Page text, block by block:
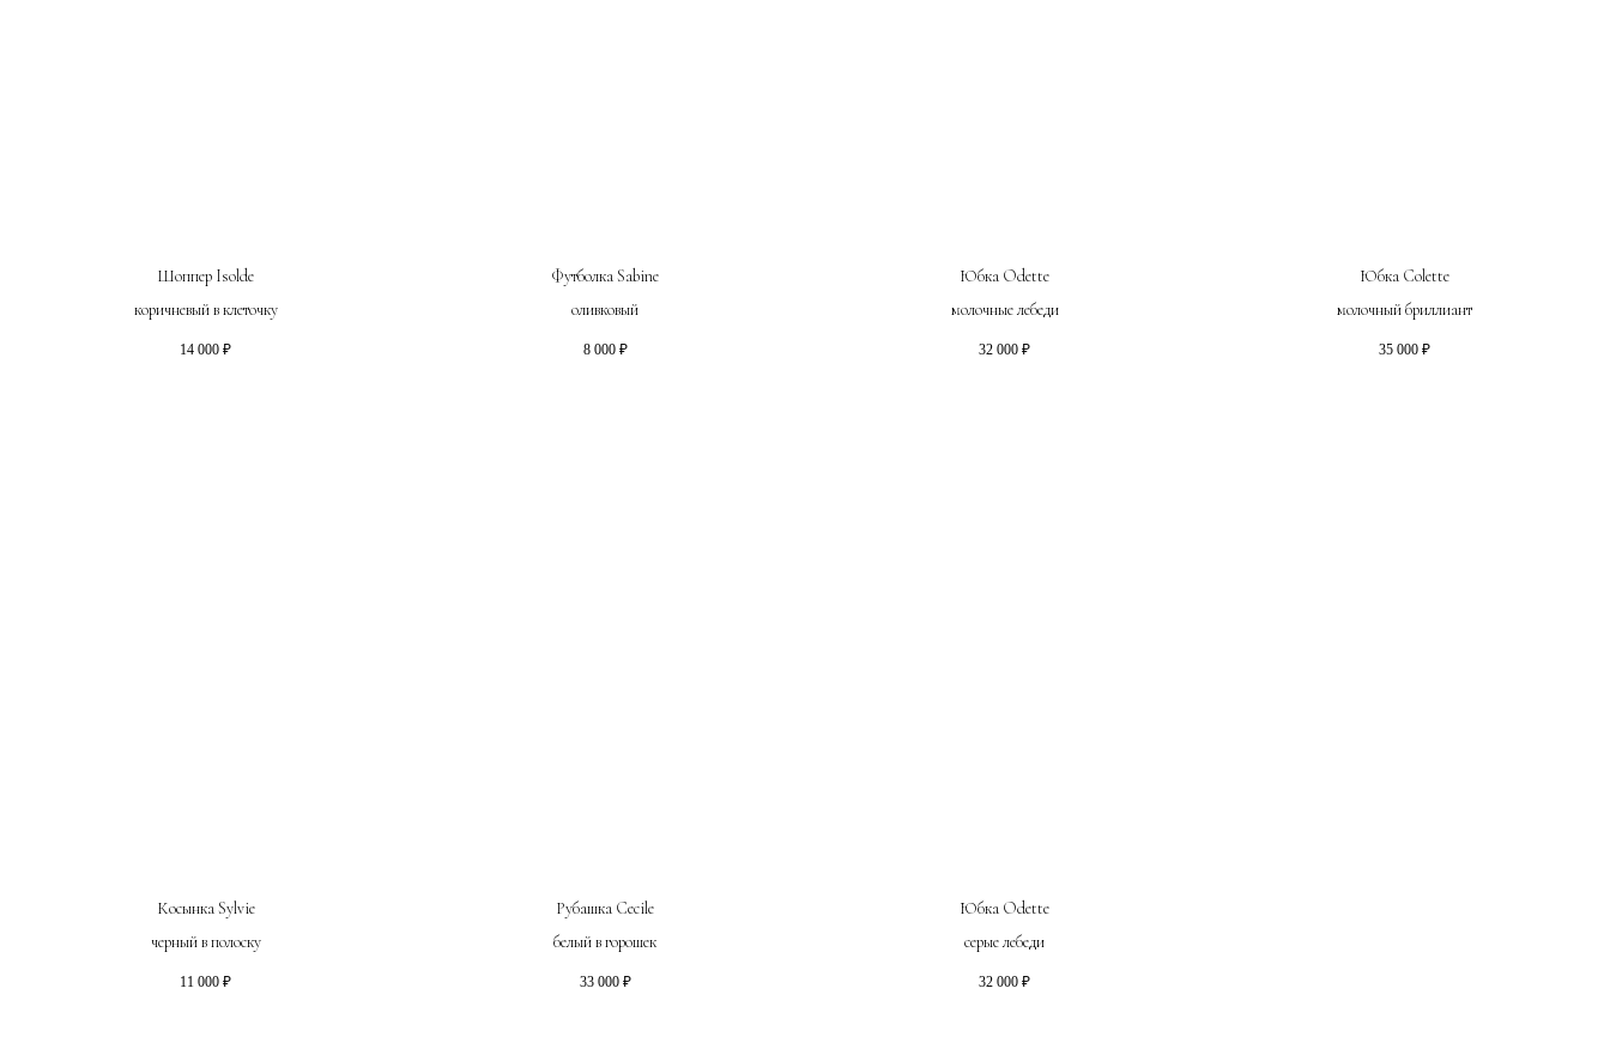
Шоппер Isolde
коричневый в клеточку
14 000 ₽
Футболка Sabine
оливковый
8 000 ₽
Юбка Odette
молочные лебеди
32 000 ₽
Юбка Colette
молочный бриллиант
35 000 ₽
Косынка Sylvie
черный в полоску
11 000 ₽
Рубашка Cecile
белый в горошек
33 000 ₽
Юбка Odette
серые лебеди
32 000 ₽